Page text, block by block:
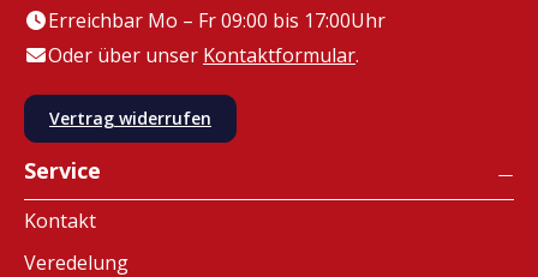
Erreichbar Mo – Fr 09:00 bis 17:00Uhr
Oder über unser Kontaktformular.
Vertrag widerrufen
Service
Kontakt
Veredelung